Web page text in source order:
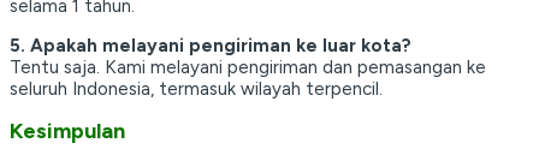
selama 1 tahun.
5. Apakah melayani pengiriman ke luar kota?
Tentu saja. Kami melayani pengiriman dan pemasangan ke
seluruh Indonesia, termasuk wilayah terpencil.
Kesimpulan